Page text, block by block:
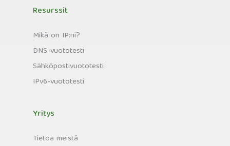
Resurssit
Mikä on IP:ni?
DNS-vuototesti
Sähköpostivuototesti
IPv6-vuototesti
Yritys
Tietoa meistä